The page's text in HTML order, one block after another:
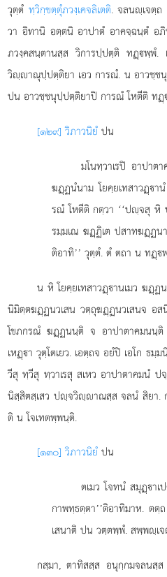
วุตฺตํ ทฺวิกฺขตฺตุํภวงฺเคจลิเตติ. จลนฺเจตฺ
วา อิทานิ อตฺตนิ อาปาตํ อาคจฺฉนฺตํ อ
ภวงฺคสนฺตานสฺส วิการปฺปตฺติ ทฏฺพฺพํ
วิฺาณุปฺปตฺติยา เอว การณํ. น อาวชฺช
ปน อาวชฺชนุปฺปตฺติยาปิ การณํ โหตีติ ทฏฺ
[๑๒๙] วิภาวนิยํ ปน
มโนทฺวาเรปิอาปาต
ฆฏฺฏนํนาม โยคฺยเทสาวฏฺา
รณํ โหตีติ กตฺวา ‘‘ปฺจสุ หิ
รมฺมเณ ฆฏฺฏิเต ปสาทฆฏฺฏน
ติอาทิ’’ วุตฺตํ. ตํ ตถา น ทฏฺ
น หิ โยคฺยเทสาวฏฺานเมว ฆฏฺฏ
นิมิตฺตฆฏฺฏนวเสน วตฺถุฆฏฺฏนวเสนจ อ
โขภกรณํ ฆฏฺฏนนฺติ จ อาปาตาคมน
เหฏฺา วุตฺโตเยว. เอตฺถจ อยํปิ เอโก ธมฺ
วีสุ ทฺวีสุ ทฺวาเรสุ สเหว อาปาตาคมนํ
นิสฺสิตสฺเสว ปฺจวิฺาณสฺส จลนํ สิยา.
ติ น โจเทตพฺพนฺติ.
[๑๓๐] วิภาวนิยํ ปน
ตเมว โจทนํ สมุฏฺาเ
กาพทฺธตฺตา’’ติอาทิมาห. ต
เสนาติ ปน วตฺตพฺพํ. สพฺพฺเ
กสฺมา, ตาทิสสฺส อนุกฺกมจลนสฺ